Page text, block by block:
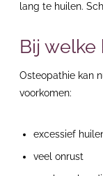
lang te huilen.
Bij welke
Osteopathie kan
voorkomen:
excessief
veel onrust